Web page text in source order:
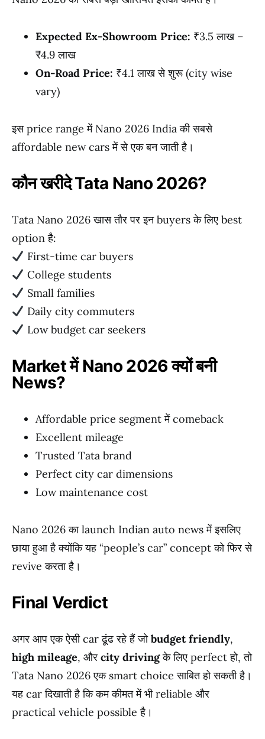
Expected Ex-Showroom Price: ₹3.5 लाख –
₹4.9 लाख
On-Road Price: ₹4.1 लाख से शुरू (city wise
vary)
इस price range में Nano 2026 India की सबसे
affordable new cars में से एक बन जाती है।
कौन खरीदे Tata Nano 2026?
Tata Nano 2026 खास तौर पर इन buyers के लिए best
option है:
First-time car buyers
College students
Small families
Daily city commuters
Low budget car seekers
Market में Nano 2026 क्यों बनी
News?
Affordable price segment में comeback
Excellent mileage
Trusted Tata brand
Perfect city car dimensions
Low maintenance cost
Nano 2026 का launch Indian auto news में इसलिए
छाया हुआ है क्योंकि यह “people’s car” concept को फिर से
revive करता है।
Final Verdict
अगर आप एक ऐसी car ढूंढ रहे हैं जोbudget friendly,
high mileage, और city drivingके लिए perfect हो, तो
Tata Nano 2026 एक smart choice साबित हो सकती है।
यह car दिखाती है कि कम कीमत में भी reliable और
practical vehicle possible है।